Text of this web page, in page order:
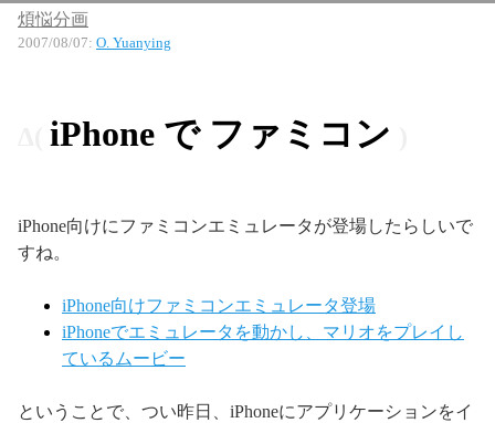
煩悩分画
2007/08/07: O. Yuanying
iPhone で ファミコン
iPhone向けにファミコンエミュレータが登場したらしいで
すね。
iPhone向けファミコンエミュレータ登場
iPhoneでエミュレータを動かし、マリオをプレイし
ているムービー
ということで、つい昨日、iPhoneにアプリケーションをイ